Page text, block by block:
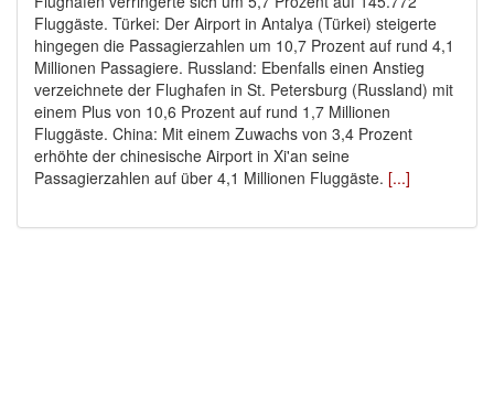
Fluggäste. Türkei: Der Airport in Antalya (Türkei) steigerte
hingegen die Passagierzahlen um 10,7 Prozent auf rund 4,1
Millionen Passagiere. Russland: Ebenfalls einen Anstieg
verzeichnete der Flughafen in St. Petersburg (Russland) mit
einem Plus von 10,6 Prozent auf rund 1,7 Millionen
Fluggäste. China: Mit einem Zuwachs von 3,4 Prozent
erhöhte der chinesische Airport in Xi'an seine
Passagierzahlen auf über 4,1 Millionen Fluggäste. [...]